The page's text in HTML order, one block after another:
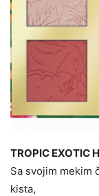
TROPIC EXOTIC
Sa svojim mekim
kista,